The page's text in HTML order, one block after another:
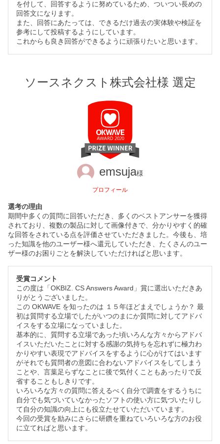
を付して、回答するように努めているため、ついつい長めの
回答文になります。
また、回答にあたっては、できるだけ過去の実体験や検証を
参考にして投稿するようにしています。
これからも良き回答ができるように頑張りたいと思います。
ソースネクスト株式会社様 選定
emsuja様
プロフィール
選考の理由
期間中多くの質問に回答いただき、多くのベストアンサーを獲得
されており、複数の製品に対して画像付きで、分かりやすく的確
な回答をされている点を評価させていただきました。今後も、培
った知識を他のユーザー様へ還元していただき、たくさんのユー
ザー様のお困りごとを解決していただければと思います。
受賞コメント
この度は「OKBIZ. CS Answers Award」賞に選出いただきあ
りがとうございました。
この OKWAVE を知ったのは １５年ほどまえでしょうか？ 最
初は質問する立場でしたがいつのまにか質問に対してアドバ
イスをする立場になっていました。
基本的に、質問する立場であった頃いろんな方々からアドバ
イスいただいたことに対する感謝の気持ちを忘れずに極力わ
かりやすい表現でアドバイスをするように心がけてはいます
がそれでも質問者の意図に合わないアドバイスをしてしまう
ことや、言葉足らずなことに後で気付くこともあったりで反
省することもしきりです。
いろいろな方々の質問に答えるべく自分で調査をするうちに
自分でも気づいていなかったソフトの使い方に気づいたりし
て自分の知識の向上にも役立たせていただいています。
今回の受賞を励みにさらに研鑽を重ねていろいろな方のお役
に立てればと思います。